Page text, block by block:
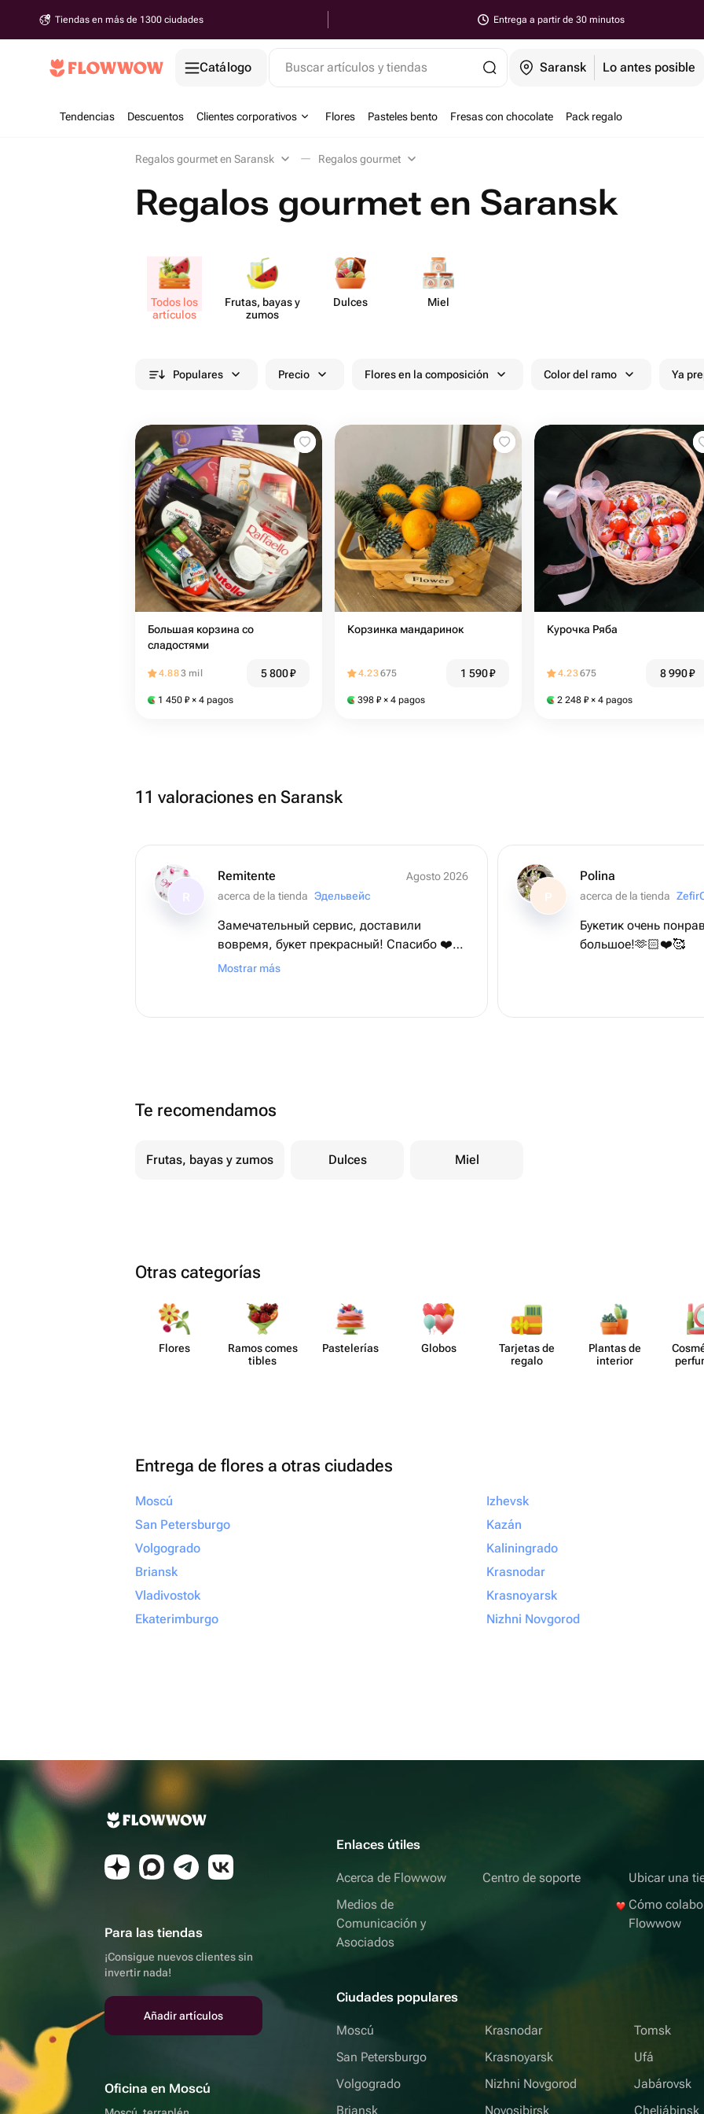
Tiendas en más de 1300 ciudades Entrega a partir de 30 minutos
Catálogo Buscar artículos y tiendas Saransk Lo antes posible
Tendencias Descuentos Clientes corporativos Flores Pasteles bento Fresas con chocolate Pack regalo
Regalos gourmet en Saransk Regalos gourmet
Regalos gourmet en Saransk
Todos los
artículos
Frutas, bayas y
zumos
Dulces Miel
Populares Precio Flores en la composición Color del ramo Ya
Большая корзина со
сладостями
4.883 mil 5 800₽
1 450 ₽ × 4 pagos
Корзинка мандаринок
4.23675 1 590₽
398 ₽ × 4 pagos
Курочка Ряба
4.23675 8 990₽
2 248 ₽ × 4 pagos
11 valoraciones en Saransk
Remitente
Agosto 2026
acerca de la tienda Эдельвейс
Замечательный сервис, доставили
вовремя, букет прекрасный! Спасибо ❤️❤️
❤️
Mostrar más
P
Polina
acerca de la tienda
Букетик очень
большое!🫶🏻❤️🥰
Te recomendamos
Frutas, bayas y zumos Dulces Miel
Otras categorías
Flores
Ramos comes​
tibles
Paste​lerías Globos
Tarjetas de
regalo
Plantas de
interior
Entrega de flores a otras ciudades
Moscú
San Petersburgo
Volgogrado
Briansk
Vladivostok
Ekaterimburgo
Izhevsk
Kazán
Kaliningrado
Krasnodar
Krasnoyarsk
Nizhni Novgorod
Para las tiendas
¡Consigue nuevos clientes sin
invertir nada!
Añadir artículos
Oficina en Moscú
Enlaces útiles
Acerca de Flowwow
Medios de
Comunicación y
Asociados
Centro de soporte
Ubicar una
Cómo
Flowwow
Ciudades populares
Moscú
San Petersburgo
Volgogrado
Briansk
Krasnodar
Krasnoyarsk
Nizhni Novgorod
Novosibirsk
Tomsk
Ufá
Jabárovsk
Cheliábinsk